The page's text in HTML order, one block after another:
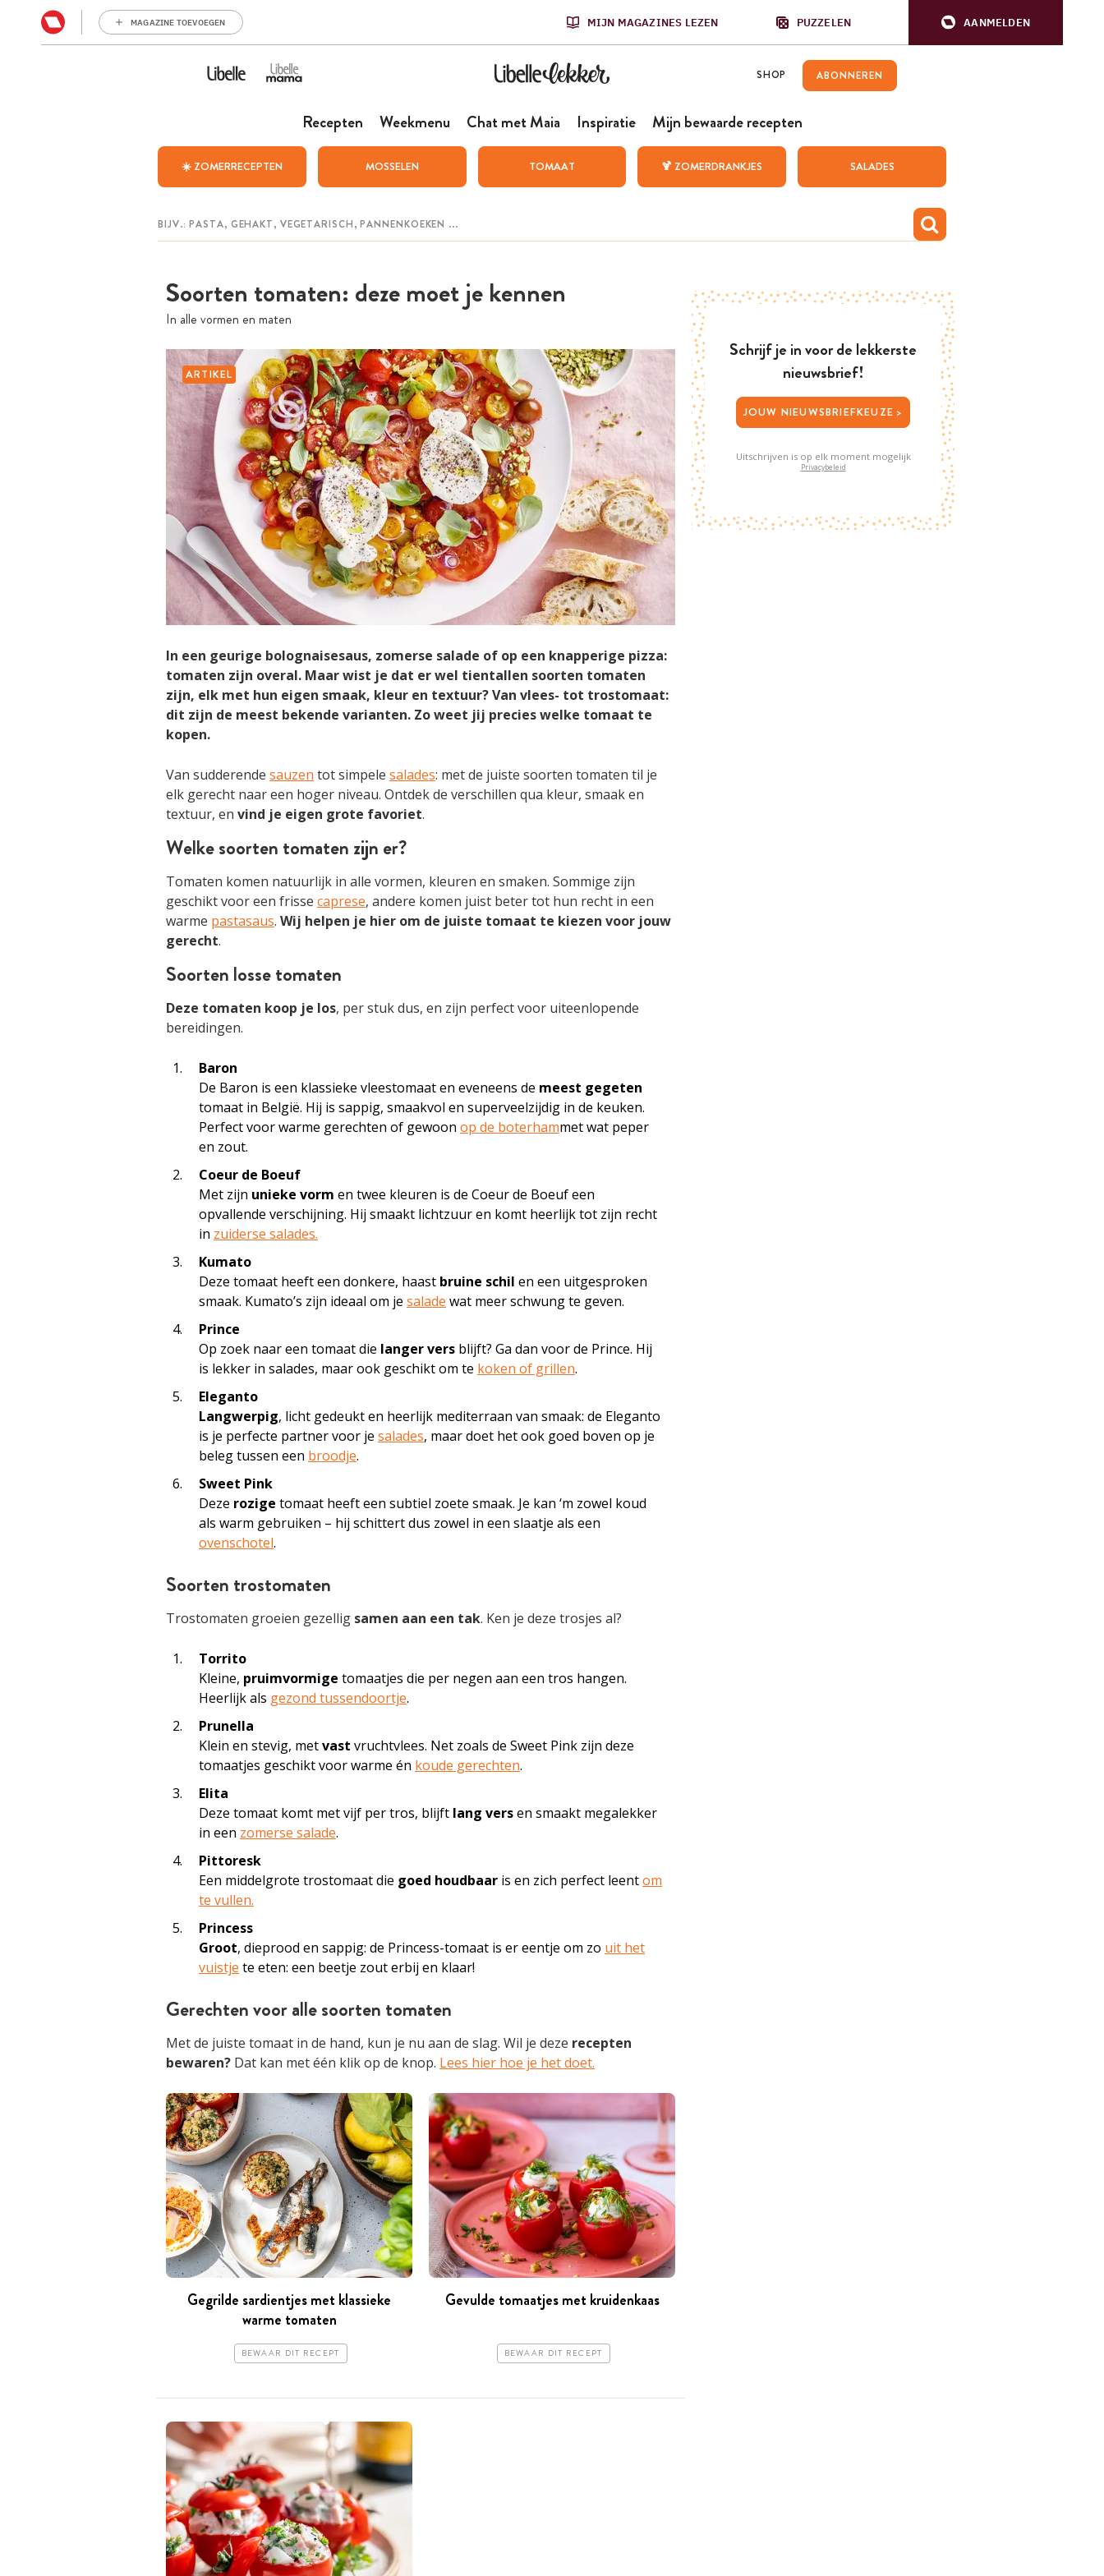
MAGAZINE TOEVOEGEN MIJN MAGAZINES LEZEN PUZZELEN AANMELDEN
SHOP ABONNEREN
Recepten Weekmenu Chat met Maia Inspiratie Mijn bewaarde recepten
☀️ ZOMERRECEPTEN MOSSELEN TOMAAT 🍹 ZOMERDRANKJES SALADES
Soorten tomaten: deze moet je kennen
In alle vormen en maten
ARTIKEL
In een geurige bolognaisesaus, zomerse salade of op een knapperige pizza:
tomaten zijn overal. Maar wist je dat er wel tientallen soorten tomaten
zijn, elk met hun eigen smaak, kleur en textuur? Van vlees- tot trostomaat:
dit zijn de meest bekende varianten. Zo weet jij precies welke tomaat te
kopen.
Van sudderende sauzen tot simpele salades: met de juiste soorten tomaten til je
elk gerecht naar een hoger niveau. Ontdek de verschillen qua kleur, smaak en
textuur, en vind je eigen grote favoriet.
Welke soorten tomaten zijn er?
Tomaten komen natuurlijk in alle vormen, kleuren en smaken. Sommige zijn
geschikt voor een frisse caprese, andere komen juist beter tot hun recht in een
warme pastasaus. Wij helpen je hier om de juiste tomaat te kiezen voor jouw
gerecht.
Soorten losse tomaten
Deze tomaten koop je los, per stuk dus, en zijn perfect voor uiteenlopende
bereidingen.
Baron
De Baron is een klassieke vleestomaat en eveneens de meest gegeten
tomaat in België. Hij is sappig, smaakvol en superveelzijdig in de keuken.
Perfect voor warme gerechten of gewoon op de boterhammet wat peper
en zout.
Coeur de Boeuf
Met zijn unieke vorm en twee kleuren is de Coeur de Boeuf een
opvallende verschijning. Hij smaakt lichtzuur en komt heerlijk tot zijn recht
in zuiderse salades.
Kumato
Deze tomaat heeft een donkere, haast bruine schil en een uitgesproken
smaak. Kumato’s zijn ideaal om je salade wat meer schwung te geven.
Prince
Op zoek naar een tomaat die langer vers blijft? Ga dan voor de Prince. Hij
is lekker in salades, maar ook geschikt om te koken of grillen.
Eleganto
Langwerpig, licht gedeukt en heerlijk mediterraan van smaak: de Eleganto
is je perfecte partner voor je salades, maar doet het ook goed boven op je
beleg tussen een broodje.
Sweet Pink
Deze rozige tomaat heeft een subtiel zoete smaak. Je kan ‘m zowel koud
als warm gebruiken – hij schittert dus zowel in een slaatje als een
ovenschotel.
Soorten trostomaten
Trostomaten groeien gezellig samen aan een tak. Ken je deze trosjes al?
Torrito
Kleine, pruimvormige tomaatjes die per negen aan een tros hangen.
Heerlijk als gezond tussendoortje.
Prunella
Klein en stevig, metvast vruchtvlees. Net zoals de Sweet Pink zijn deze
tomaatjes geschikt voor warme én koude gerechten.
Elita
Deze tomaat komt met vijf per tros, blijft lang versen smaakt megalekker
in een zomerse salade.
Pittoresk
Een middelgrote trostomaat die goed houdbaar is en zich perfect leentom
te vullen.
Princess
Groot, dieprood en sappig: de Princess-tomaat is er eentje om zo uit het
vuistje te eten: een beetje zout erbij en klaar!
Gerechten voor alle soorten tomaten
Met de juiste tomaat in de hand, kun je nu aan de slag. Wil je deze recepten
bewaren? Dat kan met één klik op de knop. Lees hier hoe je het doet.
Gegrilde sardientjes met klassieke
warme tomaten
BEWAAR DIT RECEPT
Gevulde tomaatjes met kruidenkaas
BEWAAR DIT RECEPT
Schrijf je in voor de lekkerste
nieuwsbrief!
JOUW NIEUWSBRIEFKEUZE >
Uitschrijven is op elk moment mogelijk
Privacybeleid